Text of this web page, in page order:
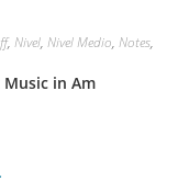
, Nivel, Nivel Medio, Notes,
Music in Am